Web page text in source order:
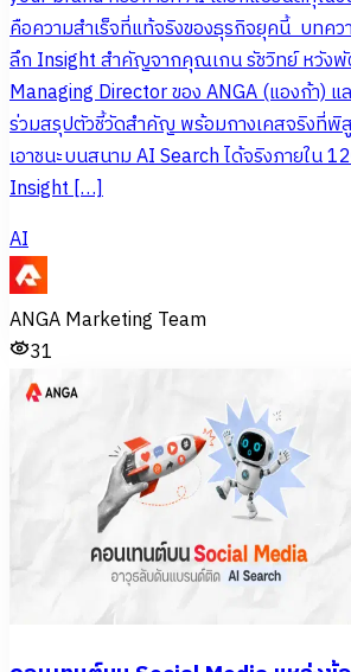
คือความสำเร็จที่แท้จริงของธุรกิจยุคนี้ บทคว
ลึก Insight สำคัญจากคุณเกน รัชวิทย์ หวัง
Managing Director ของ ANGA (แองก้า) แ
ร่วมสรุปตัวชี้วัดสำคัญ พร้อมกางเคสจริงที่พิ
เอาชนะบนสนาม AI Search ได้จริงภายใน
Insight […]
AI
ANGA Marketing Team
31